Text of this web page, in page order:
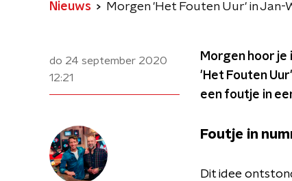
Nieuws Morgen 'Het Fouten Uur' in Jan-
do 24 september 2020
12:21
Morgen hoor je
'Het Fouten
een foutje in
Foutje in
Dit idee